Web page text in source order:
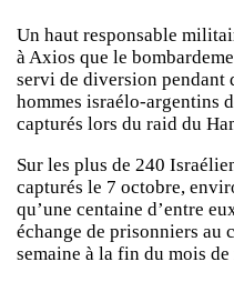
Un haut responsable
à Axios que le
servi de diversion pendant
hommes israélo-argentins
capturés lors du raid du
Sur les plus de 240
capturés le 7 octobre,
qu’une centaine d’entre
échange de prisonniers au
semaine à la fin du mois